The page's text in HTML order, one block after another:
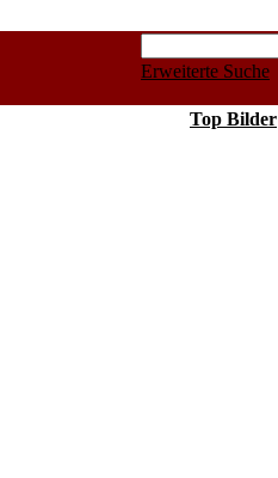
Erweiterte Suche
Top Bilder